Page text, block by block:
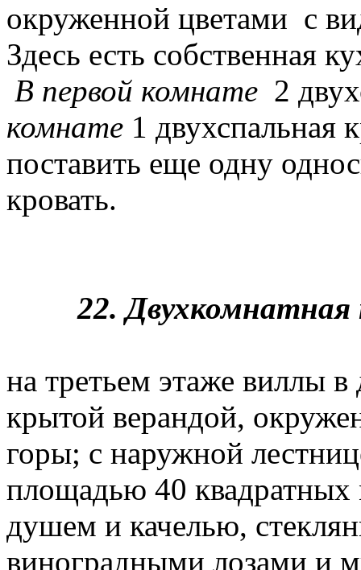
окруженной цветами с
Здесь есть собственная
В первой комнате 2
комнате 1 двухспальная
поставить еще одну
кровать.
22. Двухкомнатная
на третьем этаже виллы
крытой верандой,
горы; с наружной
площадью 40
душем и качелью,
виноградными лозами и